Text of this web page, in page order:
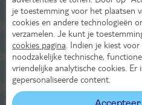
Ligging
Faciliteiten
Restaurants/Bars
Voor de kinderen
je toestemming voor het plaatsen
cookies en andere technologieën
verzamelen. Je kunt je
cookies pagina . Indien je kiest
noodzakelijke technische,
vriendelijke analytische cookies. Er
gepersonaliseerde content.